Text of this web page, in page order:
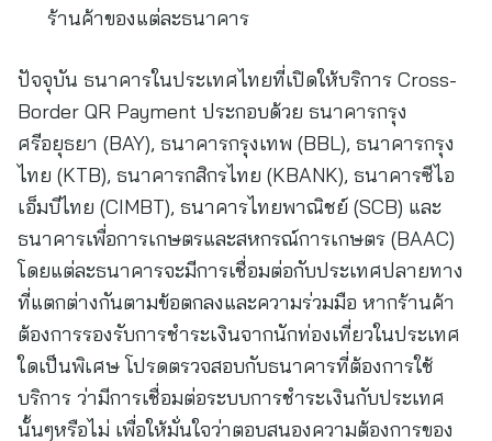
ร้านค้าของแต่ละธนาคาร
ปัจจุบัน ธนาคารในประเทศไทยที่เปิดให้บริการ Cross-
Border QR Payment ประกอบด้วย ธนาคารกรุง
ศรีอยุธยา (BAY), ธนาคารกรุงเทพ (BBL), ธนาคารกรุง
ไทย (KTB), ธนาคารกสิกรไทย (KBANK), ธนาคารซีไอ
เอ็มบีไทย (CIMBT), ธนาคารไทยพาณิชย์ (SCB) และ
ธนาคารเพื่อการเกษตรและสหกรณ์การเกษตร (BAAC)
โดยแต่ละธนาคารจะมีการเชื่อมต่อกับประเทศปลายทาง
ที่แตกต่างกันตามข้อตกลงและความร่วมมือ หากร้านค้า
ต้องการรองรับการชำระเงินจากนักท่องเที่ยวในประเทศ
ใดเป็นพิเศษ โปรดตรวจสอบกับธนาคารที่ต้องการใช้
บริการ ว่ามีการเชื่อมต่อระบบการชำระเงินกับประเทศ
นั้นๆหรือไม่ เพื่อให้มั่นใจว่าตอบสนองความต้องการของ